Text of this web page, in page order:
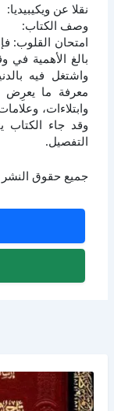
نقلا عن ويكيبيديا:
وصف الكتاب:
امتحان القلوب:
بالغ الأهمية
واشتغل فيه
معرفة ما يعرِض
وابتلاءات،
وقد جاء
التفصيل.
جميع حقوق